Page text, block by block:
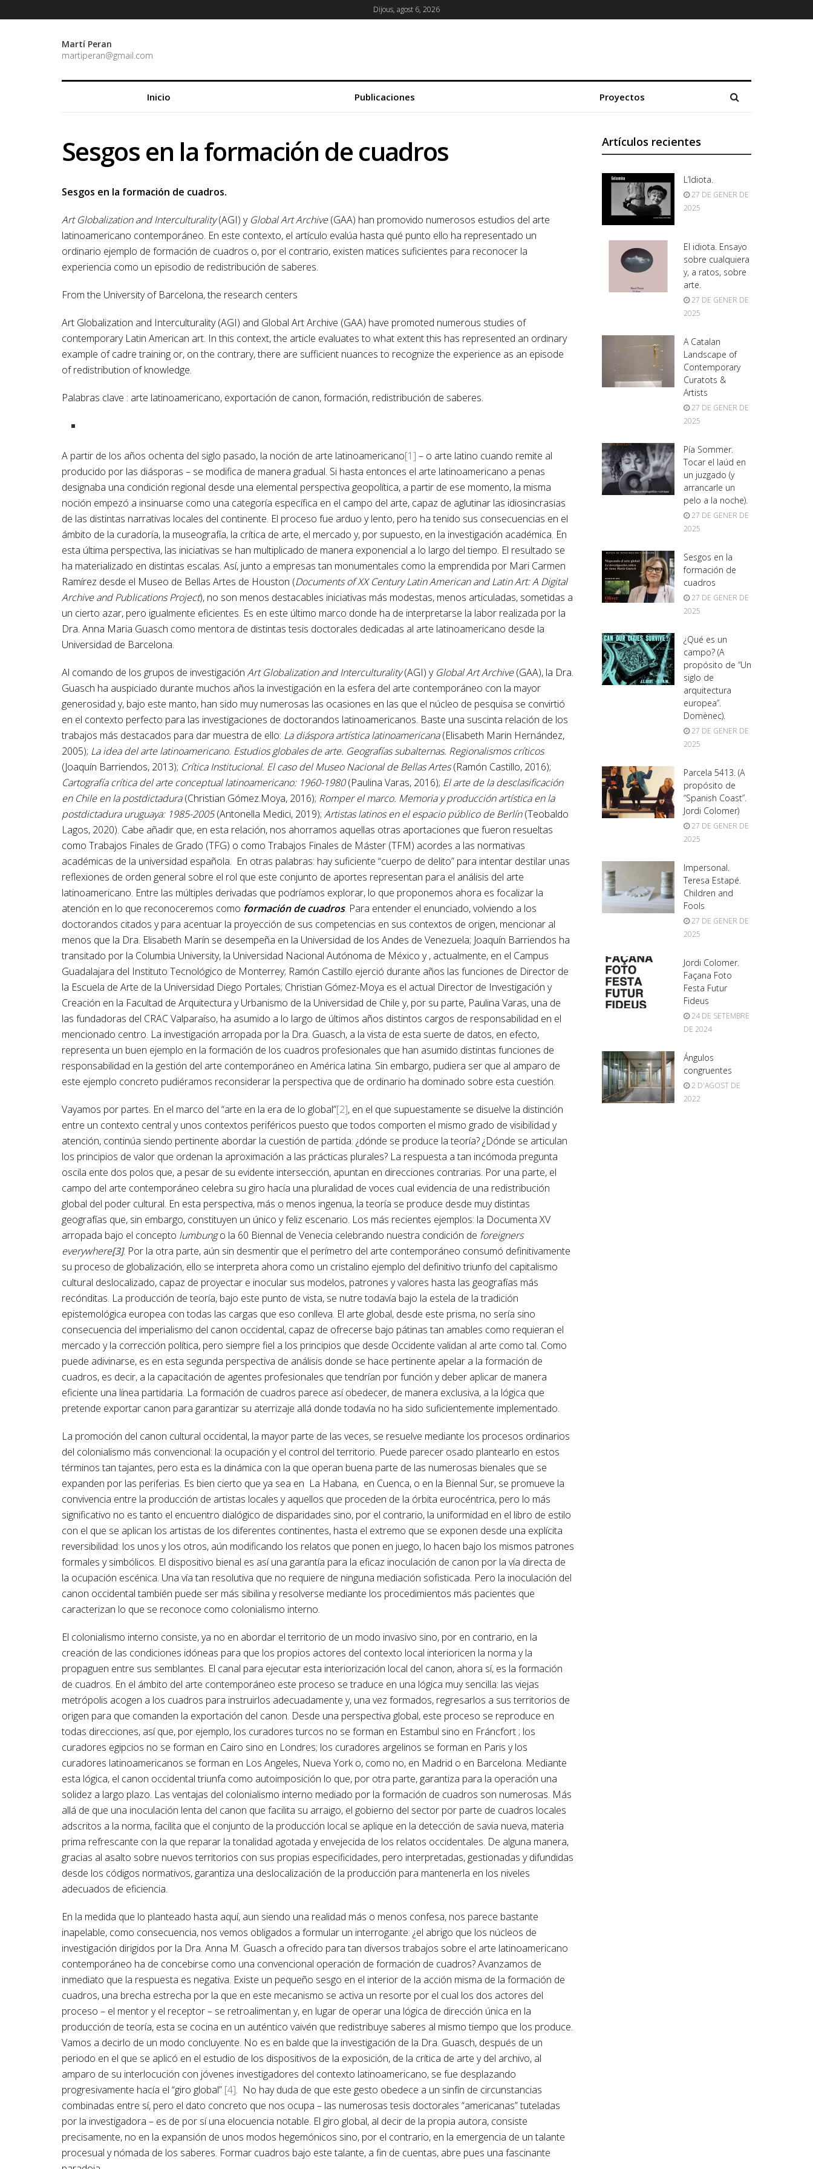
Dijous, agost 6, 2026
Martí Peran
martiperan@gmail.com
Inicio Publicaciones Proyectos
Sesgos en la formación de cuadros
Sesgos en la formación de cuadros.
Art Globalization and Interculturality(AGI) y Global Art Archive(GAA) han promovido numerosos estudios del arte
latinoamericano contemporáneo. En este contexto, el artículo evalúa hasta qué punto ello ha representado un
ordinario ejemplo de formación de cuadros o, por el contrario, existen matices suficientes para reconocer la
experiencia como un episodio de redistribución de saberes.
From the University of Barcelona, ​​the research centers
Art Globalization and Interculturality (AGI) and Global Art Archive (GAA) have promoted numerous studies of
contemporary Latin American art. In this context, the article evaluates to what extent this has represented an ordinary
example of cadre training or, on the contrary, there are sufficient nuances to recognize the experience as an episode
of redistribution of knowledge.
Palabras clave : arte latinoamericano, exportación de canon, formación, redistribución de saberes.
A partir de los años ochenta del siglo pasado, la noción de arte latinoamericano[1] – o arte latino cuando remite al
producido por las diásporas – se modifica de manera gradual. Si hasta entonces el arte latinoamericano a penas
designaba una condición regional desde una elemental perspectiva geopolítica, a partir de ese momento, la misma
noción empezó a insinuarse como una categoría específica en el campo del arte, capaz de aglutinar las idiosincrasias
de las distintas narrativas locales del continente. El proceso fue arduo y lento, pero ha tenido sus consecuencias en el
ámbito de la curadoría, la museografía, la crítica de arte, el mercado y, por supuesto, en la investigación académica. En
esta última perspectiva, las iniciativas se han multiplicado de manera exponencial a lo largo del tiempo. El resultado se
ha materializado en distintas escalas. Así, junto a empresas tan monumentales como la emprendida por Mari Carmen
Ramírez desde el Museo de Bellas Artes de Houston (Documents of XX Century Latin American and Latin Art: A Digital
Archive and Publications Project), no son menos destacables iniciativas más modestas, menos articuladas, sometidas a
un cierto azar, pero igualmente eficientes. Es en este último marco donde ha de interpretarse la labor realizada por la
Dra. Anna Maria Guasch como mentora de distintas tesis doctorales dedicadas al arte latinoamericano desde la
Universidad de Barcelona.
Al comando de los grupos de investigación Art Globalization and Interculturality(AGI) y Global Art Archive(GAA), la Dra.
Guasch ha auspiciado durante muchos años la investigación en la esfera del arte contemporáneo con la mayor
generosidad y, bajo este manto, han sido muy numerosas las ocasiones en las que el núcleo de pesquisa se convirtió
en el contexto perfecto para las investigaciones de doctorandos latinoamericanos. Baste una suscinta relación de los
trabajos más destacados para dar muestra de ello: La diáspora artística latinoamericana(Elisabeth Marin Hernández,
2005); La idea del arte latinoamericano. Estudios globales de arte. Geografías subalternas. Regionalismos críticos
(Joaquín Barriendos, 2013); Crítica Institucional. El caso del Museo Nacional de Bellas Artes(Ramón Castillo, 2016);
Cartografía crítica del arte conceptual latinoamericano: 1960-1980(Paulina Varas, 2016); El arte de la desclasificación
en Chile en la postdictadura(Christian Gómez.Moya, 2016); Romper el marco. Memoria y producción artística en la
postdictadura uruguaya: 1985-2005(Antonella Medici, 2019); Artistas latinos en el espacio público de Berlín(Teobaldo
Lagos, 2020). Cabe añadir que, en esta relación, nos ahorramos aquellas otras aportaciones que fueron resueltas
como Trabajos Finales de Grado (TFG) o como Trabajos Finales de Máster (TFM) acordes a las normativas
académicas de la universidad española. En otras palabras: hay suficiente “cuerpo de delito” para intentar destilar unas
reflexiones de orden general sobre el rol que este conjunto de aportes representan para el análisis del arte
latinoamericano. Entre las múltiples derivadas que podríamos explorar, lo que proponemos ahora es focalizar la
atención en lo que reconoceremos como formación de cuadros. Para entender el enunciado, volviendo a los
doctorandos citados y para acentuar la proyección de sus competencias en sus contextos de origen, mencionar al
menos que la Dra. Elisabeth Marín se desempeña en la Universidad de los Andes de Venezuela; Joaquín Barriendos ha
transitado por la Columbia University, la Universidad Nacional Autónoma de México y , actualmente, en el Campus
Guadalajara del Instituto Tecnológico de Monterrey; Ramón Castillo ejerció durante años las funciones de Director de
la Escuela de Arte de la Universidad Diego Portales; Christian Gómez-Moya es el actual Director de Investigación y
Creación en la Facultad de Arquitectura y Urbanismo de la Universidad de Chile y, por su parte, Paulina Varas, una de
las fundadoras del CRAC Valparaíso, ha asumido a lo largo de últimos años distintos cargos de responsabilidad en el
mencionado centro. La investigación arropada por la Dra. Guasch, a la vista de esta suerte de datos, en efecto,
representa un buen ejemplo en la formación de los cuadros profesionales que han asumido distintas funciones de
responsabilidad en la gestión del arte contemporáneo en América latina. Sin embargo, pudiera ser que al amparo de
este ejemplo concreto pudiéramos reconsiderar la perspectiva que de ordinario ha dominado sobre esta cuestión.
Vayamos por partes. En el marco del “arte en la era de lo global”[2], en el que supuestamente se disuelve la distinción
entre un contexto central y unos contextos periféricos puesto que todos comporten el mismo grado de visibilidad y
atención, continúa siendo pertinente abordar la cuestión de partida: ¿dónde se produce la teoría? ¿Dónde se articulan
los principios de valor que ordenan la aproximación a las prácticas plurales? La respuesta a tan incómoda pregunta
oscila ente dos polos que, a pesar de su evidente intersección, apuntan en direcciones contrarias. Por una parte, el
campo del arte contemporáneo celebra su giro hacía una pluralidad de voces cual evidencia de una redistribución
global del poder cultural. En esta perspectiva, más o menos ingenua, la teoría se produce desde muy distintas
geografías que, sin embargo, constituyen un único y feliz escenario. Los más recientes ejemplos: la Documenta XV
arropada bajo el concepto lumbungo la 60 Biennal de Venecia celebrando nuestra condición de foreigners
everywhere[3]. Por la otra parte, aún sin desmentir que el perímetro del arte contemporáneo consumó definitivamente
su proceso de globalización, ello se interpreta ahora como un cristalino ejemplo del definitivo triunfo del capitalismo
cultural deslocalizado, capaz de proyectar e inocular sus modelos, patrones y valores hasta las geografías más
recónditas. La producción de teoría, bajo este punto de vista, se nutre todavía bajo la estela de la tradición
epistemológica europea con todas las cargas que eso conlleva. El arte global, desde este prisma, no sería sino
consecuencia del imperialismo del canon occidental, capaz de ofrecerse bajo pátinas tan amables como requieran el
mercado y la corrección política, pero siempre fiel a los principios que desde Occidente validan al arte como tal. Como
puede adivinarse, es en esta segunda perspectiva de análisis donde se hace pertinente apelar a la formación de
cuadros, es decir, a la capacitación de agentes profesionales que tendrían por función y deber aplicar de manera
eficiente una línea partidaria. La formación de cuadros parece así obedecer, de manera exclusiva, a la lógica que
pretende exportar canon para garantizar su aterrizaje allá donde todavía no ha sido suficientemente implementado.
La promoción del canon cultural occidental, la mayor parte de las veces, se resuelve mediante los procesos ordinarios
del colonialismo más convencional: la ocupación y el control del territorio. Puede parecer osado plantearlo en estos
términos tan tajantes, pero esta es la dinámica con la que operan buena parte de las numerosas bienales que se
expanden por las periferias. Es bien cierto que ya sea en La Habana, en Cuenca, o en la Biennal Sur, se promueve la
convivencia entre la producción de artistas locales y aquellos que proceden de la órbita eurocéntrica, pero lo más
significativo no es tanto el encuentro dialógico de disparidades sino, por el contrario, la uniformidad en el libro de estilo
con el que se aplican los artistas de los diferentes continentes, hasta el extremo que se exponen desde una explícita
reversibilidad: los unos y los otros, aún modificando los relatos que ponen en juego, lo hacen bajo los mismos patrones
formales y simbólicos. El dispositivo bienal es así una garantía para la eficaz inoculación de canon por la vía directa de
la ocupación escénica. Una vía tan resolutiva que no requiere de ninguna mediación sofisticada. Pero la inoculación del
canon occidental también puede ser más sibilina y resolverse mediante los procedimientos más pacientes que
caracterizan lo que se reconoce como colonialismo interno.
El colonialismo interno consiste, ya no en abordar el territorio de un modo invasivo sino, por en contrario, en la
creación de las condiciones idóneas para que los propios actores del contexto local interioricen la norma y la
propaguen entre sus semblantes. El canal para ejecutar esta interiorización local del canon, ahora sí, es la formación
de cuadros. En el ámbito del arte contemporáneo este proceso se traduce en una lógica muy sencilla: las viejas
metrópolis acogen a los cuadros para instruirlos adecuadamente y, una vez formados, regresarlos a sus territorios de
origen para que comanden la exportación del canon. Desde una perspectiva global, este proceso se reproduce en
todas direcciones, así que, por ejemplo, los curadores turcos no se forman en Estambul sino en Fráncfort ; los
curadores egipcios no se forman en Cairo sino en Londres; los curadores argelinos se forman en Paris y los
curadores latinoamericanos se forman en Los Angeles, Nueva York o, como no, en Madrid o en Barcelona. Mediante
esta lógica, el canon occidental triunfa como autoimposición lo que, por otra parte, garantiza para la operación una
solidez a largo plazo. Las ventajas del colonialismo interno mediado por la formación de cuadros son numerosas. Más
allá de que una inoculación lenta del canon que facilita su arraigo, el gobierno del sector por parte de cuadros locales
adscritos a la norma, facilita que el conjunto de la producción local se aplique en la detección de savia nueva, materia
prima refrescante con la que reparar la tonalidad agotada y envejecida de los relatos occidentales. De alguna manera,
gracias al asalto sobre nuevos territorios con sus propias especificidades, pero interpretadas, gestionadas y difundidas
desde los códigos normativos, garantiza una deslocalización de la producción para mantenerla en los niveles
adecuados de eficiencia.
En la medida que lo planteado hasta aquí, aun siendo una realidad más o menos confesa, nos parece bastante
inapelable, como consecuencia, nos vemos obligados a formular un interrogante: ¿el abrigo que los núcleos de
investigación dirigidos por la Dra. Anna M. Guasch a ofrecido para tan diversos trabajos sobre el arte latinoamericano
contemporáneo ha de concebirse como una convencional operación de formación de cuadros? Avanzamos de
inmediato que la respuesta es negativa. Existe un pequeño sesgo en el interior de la acción misma de la formación de
cuadros, una brecha estrecha por la que en este mecanismo se activa un resorte por el cual los dos actores del
proceso – el mentor y el receptor – se retroalimentan y, en lugar de operar una lógica de dirección única en la
producción de teoría, esta se cocina en un auténtico vaivén que redistribuye saberes al mismo tiempo que los produce.
Vamos a decirlo de un modo concluyente. No es en balde que la investigación de la Dra. Guasch, después de un
periodo en el que se aplicó en el estudio de los dispositivos de la exposición, de la crítica de arte y del archivo, al
amparo de su interlocución con jóvenes investigadores del contexto latinoamericano, se fue desplazando
progresivamente hacía el “giro global” [4]. No hay duda de que este gesto obedece a un sinfín de circunstancias
combinadas entre sí, pero el dato concreto que nos ocupa – las numerosas tesis doctorales “americanas” tuteladas
por la investigadora – es de por sí una elocuencia notable. El giro global, al decir de la propia autora, consiste
precisamente, no en la expansión de unos modos hegemónicos sino, por el contrario, en la emergencia de un talante
procesual y nómada de los saberes. Formar cuadros bajo este talante, a fin de cuentas, abre pues una fascinante
Artículos recientes
L’Idiota.
27 DE GENER DE
2025
El idiota. Ensayo
sobre cualquiera
y, a ratos, sobre
arte.
27 DE GENER DE
2025
A Catalan
Landscape of
Contemporary
Curatots &
Artists
27 DE GENER DE
2025
Pía Sommer.
Tocar el laúd en
un juzgado (y
arrancarle un
pelo a la noche).
27 DE GENER DE
2025
Sesgos en la
formación de
cuadros
27 DE GENER DE
2025
¿Qué es un
campo? (A
propósito de “Un
siglo de
arquitectura
europea”.
Domènec).
27 DE GENER DE
2025
Parcela 5413. (A
propósito de
“Spanish Coast”.
Jordi Colomer)
27 DE GENER DE
2025
Impersonal.
Teresa Estapé.
Children and
Fools
27 DE GENER DE
2025
Jordi Colomer.
Façana Foto
Festa Futur
Fideus
24 DE SETEMBRE
DE 2024
Ángulos
congruentes
2 D'AGOST DE
2022